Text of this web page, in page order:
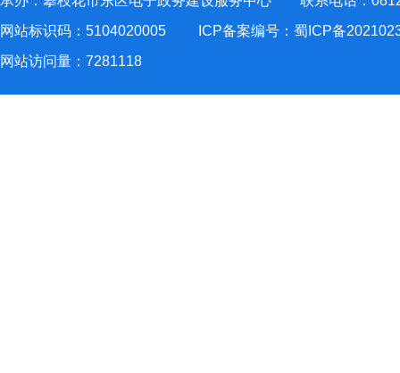
网站标识码：5104020005
ICP备案编号：蜀ICP备
网站访问量： 7281118